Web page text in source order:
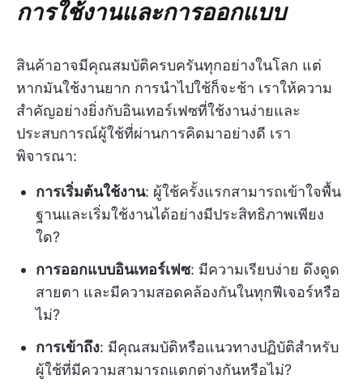
การใช้งานและการออกแบบ
สินค้าอาจมีคุณสมบัติครบครันทุกอย่างในโลก แต่
หากมันใช้งานยาก การนำไปใช้ก็จะช้า เราให้ความ
สำคัญอย่างยิ่งกับอินเทอร์เฟซที่ใช้งานง่ายและ
ประสบการณ์ผู้ใช้ที่ผ่านการคิดมาอย่างดี เรา
พิจารณา:
การเริ่มต้นใช้งาน: ผู้ใช้ครั้งแรกสามารถเข้าใจพื้น
ฐานและเริ่มใช้งานได้อย่างมีประสิทธิภาพเพียง
ใด?
การออกแบบอินเทอร์เฟซ: มีความเรียบง่าย ดึงดูด
สายตา และมีความสอดคล้องกันในทุกฟีเจอร์หรือ
ไม่?
การเข้าถึง: มีคุณสมบัติหรือแนวทางปฏิบัติสำหรับ
ผู้ใช้ที่มีความสามารถแตกต่างกันหรือไม่?